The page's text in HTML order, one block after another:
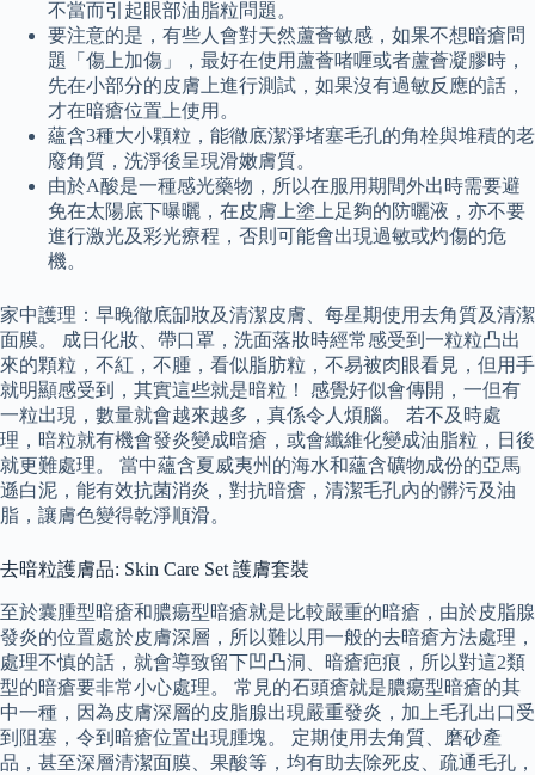
不當而引起眼部油脂粒問題。
要注意的是，有些人會對天然蘆薈敏感，如果不想暗瘡問
題「傷上加傷」，最好在使用蘆薈啫喱或者蘆薈凝膠時，
先在小部分的皮膚上進行測試，如果沒有過敏反應的話，
才在暗瘡位置上使用。
蘊含3種大小顆粒，能徹底潔淨堵塞毛孔的角栓與堆積的老
廢角質，洗淨後呈現滑嫩膚質。
由於A酸是一種感光藥物，所以在服用期間外出時需要避
免在太陽底下曝曬，在皮膚上塗上足夠的防曬液，亦不要
進行激光及彩光療程，否則可能會出現過敏或灼傷的危
機。
家中護理：早晚徹底缷妝及清潔皮膚、每星期使用去角質及清潔
面膜。 成日化妝、帶口罩，洗面落妝時經常感受到一粒粒凸出
來的顆粒，不紅，不腫，看似脂肪粒，不易被肉眼看見，但用手
就明顯感受到，其實這些就是暗粒！ 感覺好似會傳開，一但有
一粒出現，數量就會越來越多，真係令人煩腦。 若不及時處
理，暗粒就有機會發炎變成暗瘡，或會纖維化變成油脂粒，日後
就更難處理。 當中蘊含夏威夷州的海水和蘊含礦物成份的亞馬
遜白泥，能有效抗菌消炎，對抗暗瘡，清潔毛孔內的髒污及油
脂，讓膚色變得乾淨順滑。
去暗粒護膚品: Skin Care Set 護膚套裝
至於囊腫型暗瘡和膿瘍型暗瘡就是比較嚴重的暗瘡，由於皮脂腺
發炎的位置處於皮膚深層，所以難以用一般的去暗瘡方法處理，
處理不慎的話，就會導致留下凹凸洞、暗瘡疤痕，所以對這2類
型的暗瘡要非常小心處理。 常見的石頭瘡就是膿瘍型暗瘡的其
中一種，因為皮膚深層的皮脂腺出現嚴重發炎，加上毛孔出口受
到阻塞，令到暗瘡位置出現腫塊。 定期使用去角質、磨砂產
品，甚至深層清潔面膜、果酸等，均有助去除死皮、疏通毛孔，